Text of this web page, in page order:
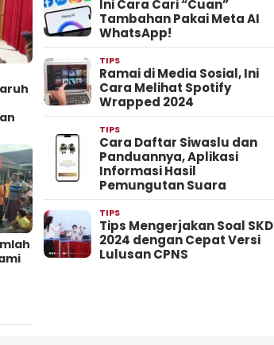
Ini Cara Cari “Cuan”
Tambahan Pakai Meta AI
WhatsApp!
TIPS
Ramai di Media Sosial, Ini
Cara Melihat Spotify
Wrapped 2024
TIPS
Cara Daftar Siwaslu dan
Panduannya, Aplikasi
Informasi Hasil
Pemungutan Suara
TIPS
Tips Mengerjakan Soal SKD
2024 dengan Cepat Versi
Lulusan CPNS